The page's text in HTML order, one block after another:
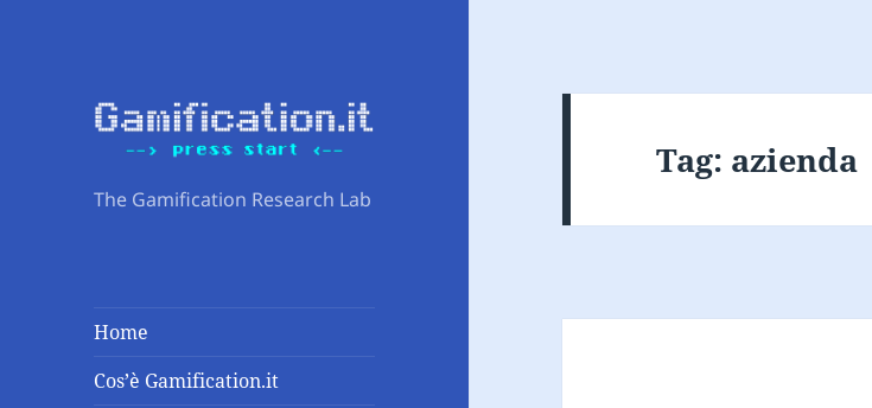
The Gamification Research Lab
Home
Cos’è Gamification.it
Tag: azienda